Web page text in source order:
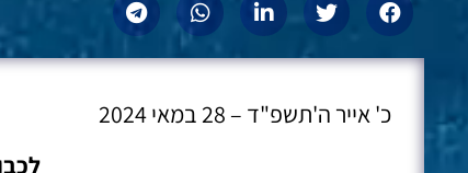
כ' אייר ה'תשפ"ד – 28 במאי 2024